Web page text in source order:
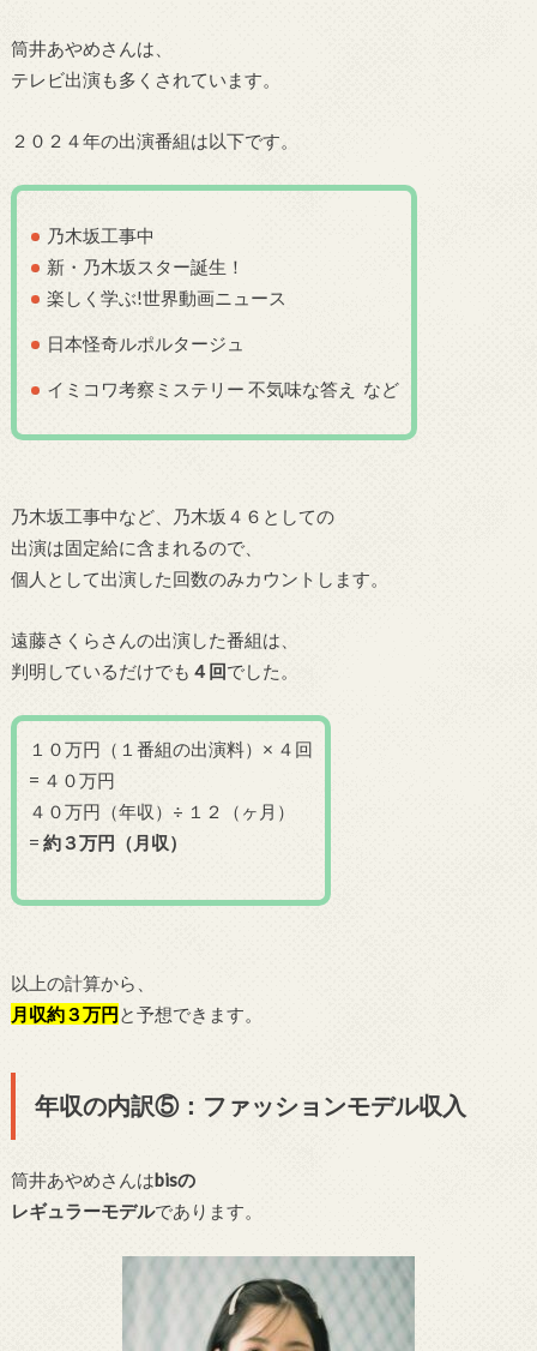
筒井あやめさんは、
テレビ出演も多くされています。
２０２４年の出演番組は以下です。
乃木坂工事中
新・乃木坂スター誕生！
楽しく学ぶ!世界動画ニュース
日本怪奇ルポルタージュ
イミコワ考察ミステリー 不気味な答え など
乃木坂工事中など、乃木坂４６としての
出演は固定給に含まれるので、
個人として出演した回数のみカウントします。
遠藤さくらさんの出演した番組は、
判明しているだけでも ４ 回でした。
１０万円（１番組の出演料）× ４回
= ４０万円
４０万円（年収）÷ １２（ヶ月）
= 約３万円（月収）
以上の計算から、
月収約３万円 と予想できます。
年収の内訳⑤：ファッションモデル収入
筒井あやめさんはbisの
レギュラーモデルであります。